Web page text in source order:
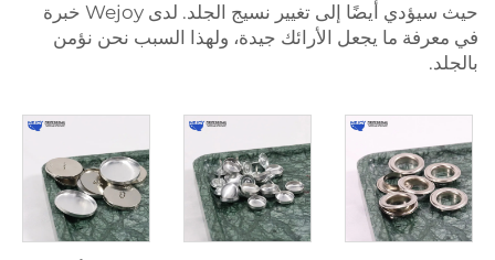
حيث سيؤدي أيضًا إلى تغيير نسيج الجلد. لدى Wejoy خبرة
في معرفة ما يجعل الأرائك جيدة، ولهذا السبب نحن نؤمن
بالجلد.